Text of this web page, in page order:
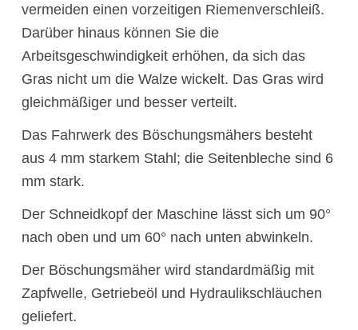
vermeiden einen vorzeitigen Riemenverschleiß.
Darüber hinaus können Sie die
Arbeitsgeschwindigkeit erhöhen, da sich das
Gras nicht um die Walze wickelt. Das Gras wird
gleichmäßiger und besser verteilt.
Das Fahrwerk des Böschungsmähers besteht
aus 4 mm starkem Stahl; die Seitenbleche sind 6
mm stark.
Der Schneidkopf der Maschine lässt sich um 90°
nach oben und um 60° nach unten abwinkeln.
Der Böschungsmäher wird standardmäßig mit
Zapfwelle, Getriebeöl und Hydraulikschläuchen
geliefert.